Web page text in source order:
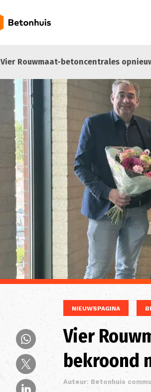
Vier Rouwmaat-betoncentrales
NIEUWSPAGINA
Vier
bekroond
Auteur: Betonhuis